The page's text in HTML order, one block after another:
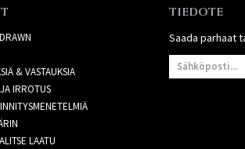
& VASTAUKSIA
IRROTUS
LAATU
TIEDOTE
Saada parhaat